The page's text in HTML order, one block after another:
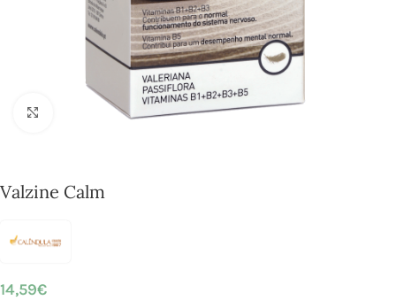
Click to enlarge
Valzine Calm
14,59€